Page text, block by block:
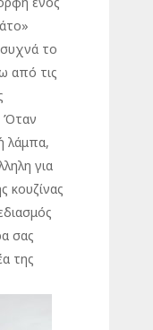
συχνά το
από τις
Όταν
λάμπα,
για
κουζίνας
σας
της